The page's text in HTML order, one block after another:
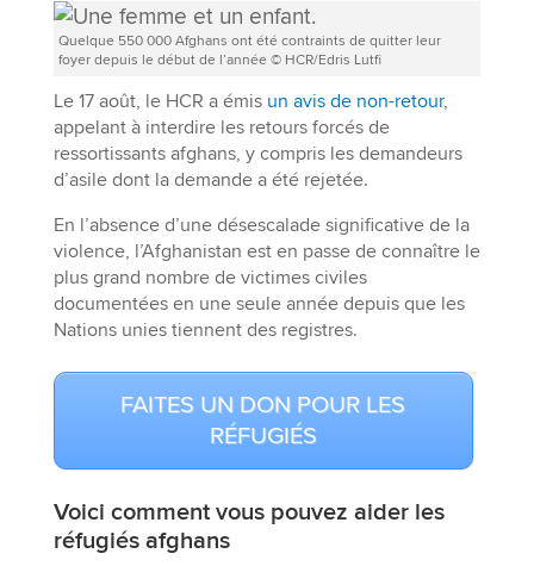
Quelque 550 000 Afghans ont été contraints de quitter leur
foyer depuis le début de l’année © HCR/Edris Lutfi
Le 17 août, le HCR a émis un avis de non-retour,
appelant à interdire les retours forcés de
ressortissants afghans, y compris les demandeurs
d’asile dont la demande a été rejetée.
En l’absence d’une désescalade significative de la
violence, l’Afghanistan est en passe de connaître le
plus grand nombre de victimes civiles
documentées en une seule année depuis que les
Nations unies tiennent des registres.
FAITES UN DON POUR LES
RÉFUGIÉS
Voici comment vous pouvez aider les
réfugiés afghans